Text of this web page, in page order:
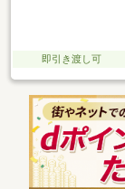
即引き渡し可